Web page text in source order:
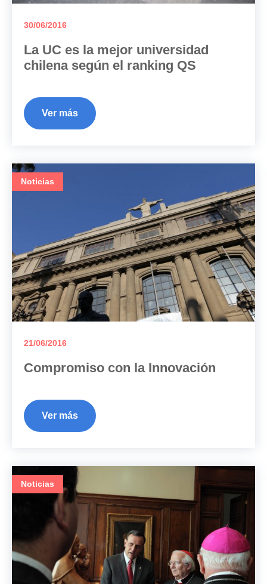
30/06/2016
La UC es la mejor universidad
chilena según el ranking QS
Ver más
Noticias
21/06/2016
Compromiso con la Innovación
Ver más
Noticias